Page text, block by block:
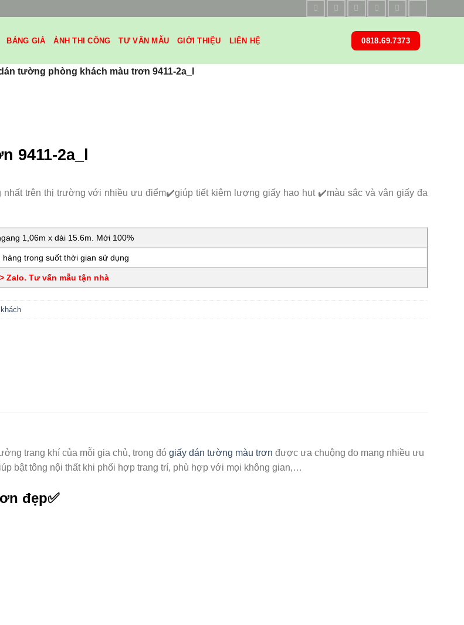
BẢNG GIÁ ẢNH THI CÔNG TƯ VẤN MẪU GIỚI THIỆU LIÊN HỆ 0818.69.7373
tường phòng khách màu trơn 9411-2a_l
9411-2a_l
nhất trên thị trường với nhiều ưu điểm✔️giúp tiết kiệm lượng giấy hao hụt ✔️màu sắc và vân giấy đa
1,06m x dài 15.6m. Mới 100%
trong suốt thời gian sử dụng
Zalo. Tư vấn mẫu tận nhà
trang khí của mỗi gia chủ, trong đó giấy dán tường màu trơn được ưa chuộng do mang nhiều ưu
bật tông nội thất khi phối hợp trang trí, phù hợp với mọi không gian,…
đẹp✅